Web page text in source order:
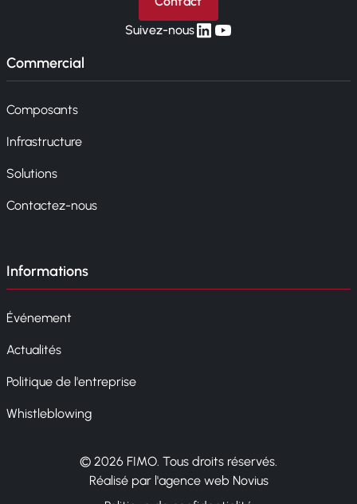
Suivez-nouslinkedin
yt
Commercial
Composants
Infrastructure
Solutions
Contactez-nous
Informations
Événement
Actualités
Politique de l'entreprise
Whistleblowing
© 2026 FIMO. Tous droits réservés.
Réalisé par l'agence web Novius